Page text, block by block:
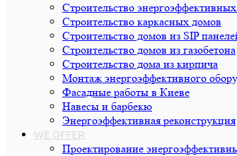
Строительство
Строительство каркасных домов
Строительство домов из SIP
Строительство домов из газобетона
Строительство дома из кирпича
Монтаж энергоэффективного
Фасадные работы в Киеве
Навесы и барбекю
Энергоэффективная реконструкция
WE OFFER
Проектирование